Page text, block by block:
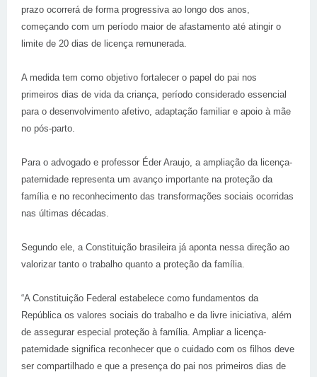
prazo ocorrerá de forma progressiva ao longo dos anos,
começando com um período maior de afastamento até atingir o
limite de 20 dias de licença remunerada.
A medida tem como objetivo fortalecer o papel do pai nos
primeiros dias de vida da criança, período considerado essencial
para o desenvolvimento afetivo, adaptação familiar e apoio à mãe
no pós-parto.
Para o advogado e professor Éder Araujo, a ampliação da licença-
paternidade representa um avanço importante na proteção da
família e no reconhecimento das transformações sociais ocorridas
nas últimas décadas.
Segundo ele, a Constituição brasileira já aponta nessa direção ao
valorizar tanto o trabalho quanto a proteção da família.
“A Constituição Federal estabelece como fundamentos da
República os valores sociais do trabalho e da livre iniciativa, além
de assegurar especial proteção à família. Ampliar a licença-
paternidade significa reconhecer que o cuidado com os filhos deve
ser compartilhado e que a presença do pai nos primeiros dias de